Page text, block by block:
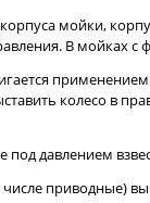
ХИТ
мойки,
В мойках с
колесо
под давлением
приводные)